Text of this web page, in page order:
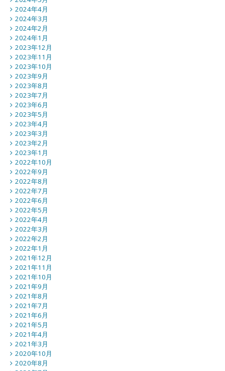
2024年4月
2024年3月
2024年2月
2024年1月
2023年12月
2023年11月
2023年10月
2023年9月
2023年8月
2023年7月
2023年6月
2023年5月
2023年4月
2023年3月
2023年2月
2023年1月
2022年10月
2022年9月
2022年8月
2022年7月
2022年6月
2022年5月
2022年4月
2022年3月
2022年2月
2022年1月
2021年12月
2021年11月
2021年10月
2021年9月
2021年8月
2021年7月
2021年6月
2021年5月
2021年4月
2021年3月
2020年10月
2020年8月